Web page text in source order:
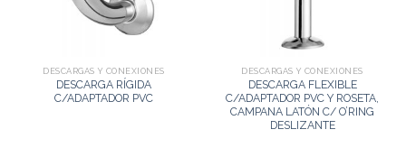
DESCARGAS Y CONEXIONES
DESCARGA RÍGIDA
C/ADAPTADOR PVC
DESCARGAS Y CONEXIONES
DESCARGA FLEXIBLE
C/ADAPTADOR PVC Y ROSETA,
CAMPANA LATÓN C/ O’RING
DESLIZANTE